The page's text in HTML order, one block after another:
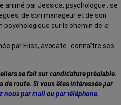
animé par Jessica, psychologue : se
de son manageur et de son
sur le chemin de la
par Elise, avocate : connaître ses
se fait sur candidature préalable.
de route. Si vous êtes intéressée par
nous par mail ou par téléphone.